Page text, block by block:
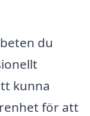
du
kunna
för att